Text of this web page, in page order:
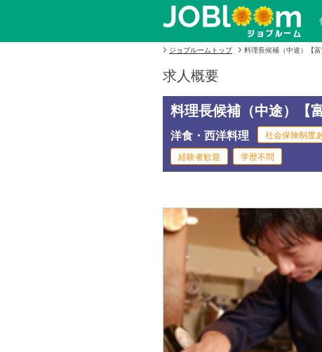
ジョブルームトップ 料理長候補（中途）【
求人概要
料理長候補（中途）【
洋食・西洋料理 社会保険制度
経験者歓迎 学歴不問